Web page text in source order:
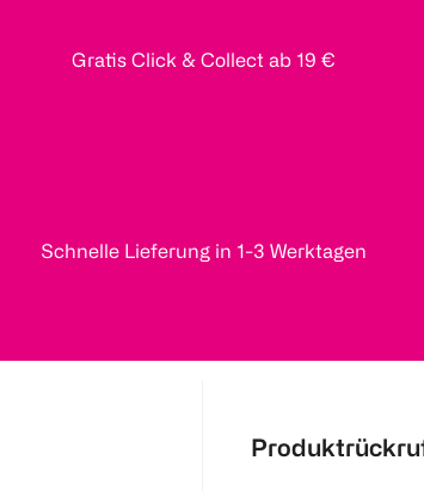
Gratis Click & Collect ab 19 €
Schnelle Lieferung in 1-3 Werktagen